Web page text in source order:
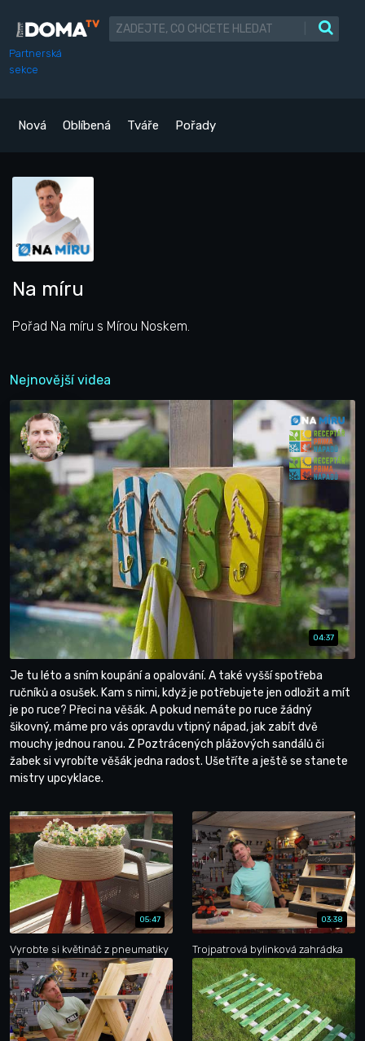
Partnerská
sekce
Nová Oblíbená Tváře Pořady
Na míru
Pořad Na míru s Mírou Noskem.
Nejnovější videa
04:37
Je tu léto a sním koupání a opalování. A také vyšší spotřeba
ručníků a osušek. Kam s nimi, když je potřebujete jen odložit a mít
je po ruce? Přeci na věšák. A pokud nemáte po ruce žádný
šikovný, máme pro vás opravdu vtipný nápad, jak zabít dvě
mouchy jednou ranou. Z Poztrácených plážových sandálů či
žabek si vyrobíte věšák jedna radost. Ušetříte a ještě se stanete
mistry upcyklace.
05:47
Vyrobte si květináč z pneumatiky
03:38
Trojpatrová bylinková zahrádka